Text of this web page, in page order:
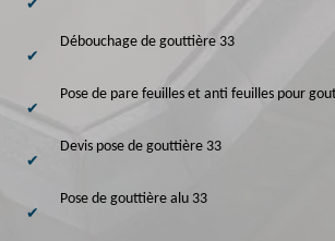
Débouchage de gouttière 33
Pose de pare feuilles et anti feuilles pour
Devis pose de gouttière 33
Pose de gouttière alu 33